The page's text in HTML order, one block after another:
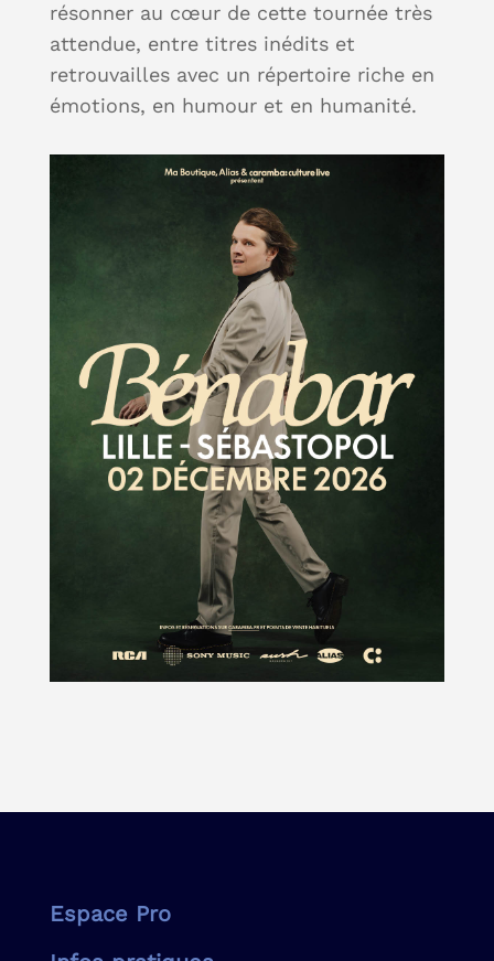
résonner au cœur de cette tournée très
attendue, entre titres inédits et
retrouvailles avec un répertoire riche en
émotions, en humour et en humanité.
Espace Pro